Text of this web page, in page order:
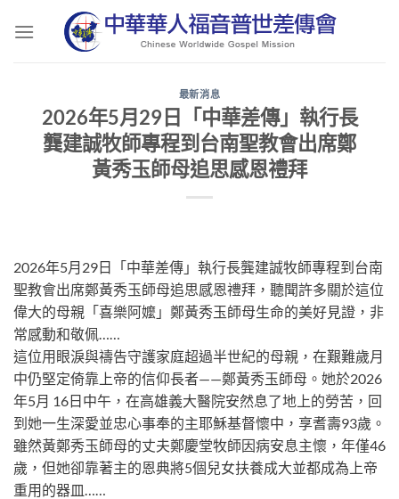
最新消息
2026年5月29日「中華差傳」執行長
龔建誠牧師專程到台南聖教會出席鄭
黃秀玉師母追思感恩禮拜
2026年5月29日「中華差傳」執行長龔建誠牧師專程到台南
聖教會出席鄭黃秀玉師母追思感恩禮拜，聽聞許多關於這位
偉大的母親「喜樂阿嬤」鄭黃秀玉師母生命的美好見證，非
常感動和敬佩……
這位用眼淚與禱告守護家庭超過半世紀的母親，在艱難歲月
中仍堅定倚靠上帝的信仰長者——鄭黃秀玉師母。她於2026
年5月 16日中午，在高雄義大醫院安然息了地上的勞苦，回
到她一生深愛並忠心事奉的主耶穌基督懷中，享耆壽93歲。
雖然黃鄭秀玉師母的丈夫鄭慶堂牧師因病安息主懷，年僅46
歲，但她卻靠著主的恩典將5個兒女扶養成大並都成為上帝
重用的器皿……